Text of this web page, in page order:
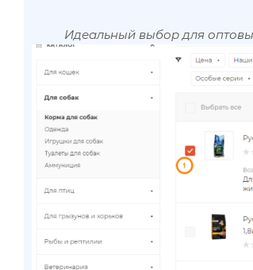
Идеальный выбор для